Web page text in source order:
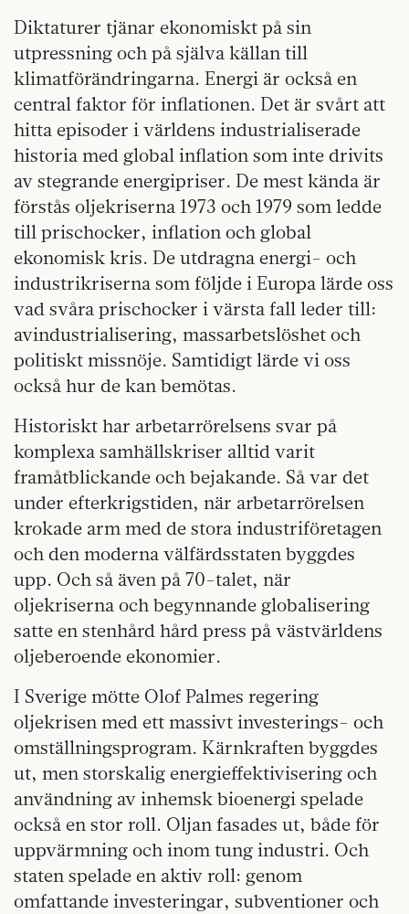
Diktaturer tjänar ekonomiskt på sin
utpressning och på själva källan till
klimatförändringarna. Energi är också en
central faktor för inflationen. Det är svårt att
hitta episoder i världens industrialiserade
historia med global inflation som inte drivits
av stegrande energipriser. De mest kända är
förstås oljekriserna 1973 och 1979 som ledde
till prischocker, inflation och global
ekonomisk kris. De utdragna energi- och
industrikriserna som följde i Europa lärde oss
vad svåra prischocker i värsta fall leder till:
avindustrialisering, massarbetslöshet och
politiskt missnöje. Samtidigt lärde vi oss
också hur de kan bemötas.
Historiskt har arbetarrörelsens svar på
komplexa samhällskriser alltid varit
framåtblickande och bejakande. Så var det
under efterkrigstiden, när arbetarrörelsen
krokade arm med de stora industriföretagen
och den moderna välfärdsstaten byggdes
upp. Och så även på 70-talet, när
oljekriserna och begynnande globalisering
satte en stenhård hård press på västvärldens
oljeberoende ekonomier.
I Sverige mötte Olof Palmes regering
oljekrisen med ett massivt investerings- och
omställningsprogram. Kärnkraften byggdes
ut, men storskalig energieffektivisering och
användning av inhemsk bioenergi spelade
också en stor roll. Oljan fasades ut, både för
uppvärmning och inom tung industri. Och
staten spelade en aktiv roll: genom
omfattande investeringar, subventioner och